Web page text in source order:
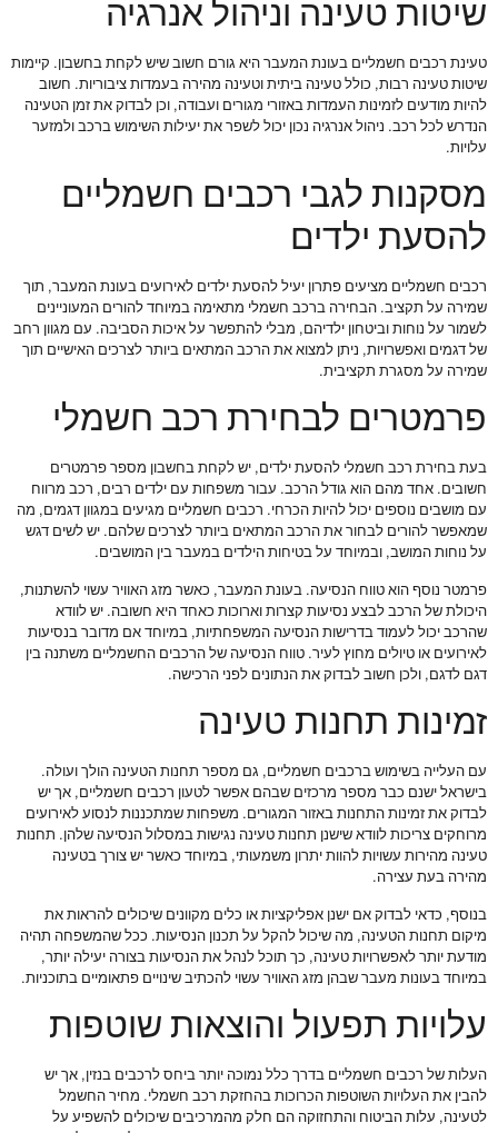
שיטות טעינה וניהול אנרגיה
טעינת רכבים חשמליים בעונת המעבר היא גורם חשוב שיש לקחת בחשבון. קיימות
שיטות טעינה רבות, כולל טעינה ביתית וטעינה מהירה בעמדות ציבוריות. חשוב
להיות מודעים לזמינות העמדות באזורי מגורים ועבודה, וכן לבדוק את זמן הטעינה
הנדרש לכל רכב. ניהול אנרגיה נכון יכול לשפר את יעילות השימוש ברכב ולמזער
עלויות.
מסקנות לגבי רכבים חשמליים
להסעת ילדים
רכבים חשמליים מציעים פתרון יעיל להסעת ילדים לאירועים בעונת המעבר, תוך
שמירה על תקציב. הבחירה ברכב חשמלי מתאימה במיוחד להורים המעוניינים
לשמור על נוחות וביטחון ילדיהם, מבלי להתפשר על איכות הסביבה. עם מגוון רחב
של דגמים ואפשרויות, ניתן למצוא את הרכב המתאים ביותר לצרכים האישיים תוך
שמירה על מסגרת תקציבית.
פרמטרים לבחירת רכב חשמלי
בעת בחירת רכב חשמלי להסעת ילדים, יש לקחת בחשבון מספר פרמטרים
חשובים. אחד מהם הוא גודל הרכב. עבור משפחות עם ילדים רבים, רכב מרווח
עם מושבים נוספים יכול להיות הכרחי. רכבים חשמליים מגיעים במגוון דגמים, מה
שמאפשר להורים לבחור את הרכב המתאים ביותר לצרכים שלהם. יש לשים דגש
על נוחות המושב, ובמיוחד על בטיחות הילדים במעבר בין המושבים.
פרמטר נוסף הוא טווח הנסיעה. בעונת המעבר, כאשר מזג האוויר עשוי להשתנות,
היכולת של הרכב לבצע נסיעות קצרות וארוכות כאחד היא חשובה. יש לוודא
שהרכב יכול לעמוד בדרישות הנסיעה המשפחתיות, במיוחד אם מדובר בנסיעות
לאירועים או טיולים מחוץ לעיר. טווח הנסיעה של הרכבים החשמליים משתנה בין
דגם לדגם, ולכן חשוב לבדוק את הנתונים לפני הרכישה.
זמינות תחנות טעינה
עם העלייה בשימוש ברכבים חשמליים, גם מספר תחנות הטעינה הולך ועולה.
בישראל ישנם כבר מספר מרכזים שבהם אפשר לטעון רכבים חשמליים, אך יש
לבדוק את זמינות התחנות באזור המגורים. משפחות שמתכננות לנסוע לאירועים
מרוחקים צריכות לוודא שישנן תחנות טעינה נגישות במסלול הנסיעה שלהן. תחנות
טעינה מהירות עשויות להוות יתרון משמעותי, במיוחד כאשר יש צורך בטעינה
מהירה בעת עצירה.
בנוסף, כדאי לבדוק אם ישנן אפליקציות או כלים מקוונים שיכולים להראות את
מיקום תחנות הטעינה, מה שיכול להקל על תכנון הנסיעות. ככל שהמשפחה תהיה
מודעת יותר לאפשרויות טעינה, כך תוכל לנהל את הנסיעות בצורה יעילה יותר,
במיוחד בעונות מעבר שבהן מזג האוויר עשוי להכתיב שינויים פתאומיים בתוכניות.
עלויות תפעול והוצאות שוטפות
העלות של רכבים חשמליים בדרך כלל נמוכה יותר ביחס לרכבים בנזין, אך יש
להבין את העלויות השוטפות הכרוכות בהחזקת רכב חשמלי. מחיר החשמל
לטעינה, עלות הביטוח והתחזוקה הם חלק מהמרכיבים שיכולים להשפיע על